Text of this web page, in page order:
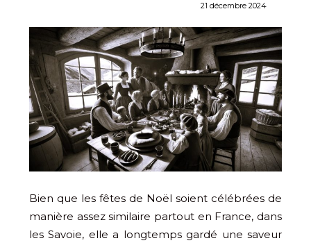
21 décembre 2024
Bien que les fêtes de Noël soient célébrées de
manière assez similaire partout en France, dans
les Savoie, elle a longtemps gardé une saveur